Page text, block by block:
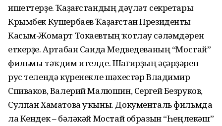
ишеттерҙе. Ҡаҙағстандың дәүләт секретары
Крымбек Кушербаев Ҡаҙағстан Президенты
Касым-Жомарт Токаевтың ҡотлау сәләмдәрен
еткерҙе. Артабан Саида Медведеваның “Мостай”
фильмы тәҡдим ителде. Шағирҙың әҫәрҙәрен
рус телендә күренекле шәхестәр Владимир
Спиваков, Валерий Малюшин, Сергей Безруков,
Сулпан Хаматова уҡыны. Документаль фильмда
ла Кендек – бәләкәй Мостай образын “Һеңлекәш”